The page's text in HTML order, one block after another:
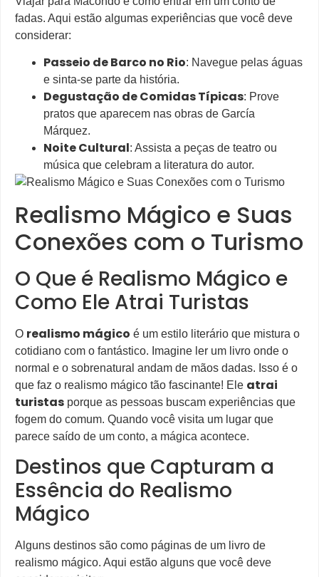
fadas. Aqui estão algumas experiências que você deve
considerar:
Passeio de Barco no Rio: Navegue pelas águas
e sinta-se parte da história.
Degustação de Comidas Típicas: Prove
pratos que aparecem nas obras de García
Márquez.
Noite Cultural: Assista a peças de teatro ou
música que celebram a literatura do autor.
Realismo Mágico e Suas
Conexões com o Turismo
O Que é Realismo Mágico e
Como Ele Atrai Turistas
O realismo mágico é um estilo literário que mistura o
cotidiano com o fantástico. Imagine ler um livro onde o
normal e o sobrenatural andam de mãos dadas. Isso é o
que faz o realismo mágico tão fascinante! Ele atrai
turistas porque as pessoas buscam experiências que
fogem do comum. Quando você visita um lugar que
parece saído de um conto, a mágica acontece.
Destinos que Capturam a
Essência do Realismo
Mágico
Alguns destinos são como páginas de um livro de
realismo mágico. Aqui estão alguns que você deve